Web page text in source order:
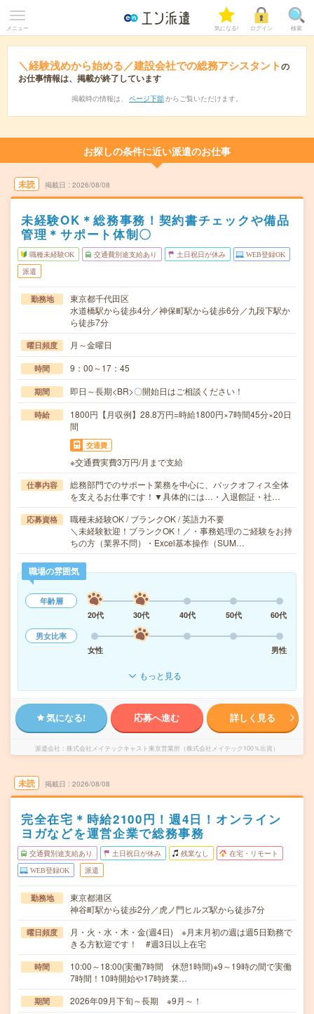
メニュー 気になる! ログイン 検索
＼経験浅めから始める／建設会社での総務アシスタントの
お仕事情報は、掲載が終了しています
掲載時の情報は、 ページ下部 からご覧いただけます。
お探しの条件に近い派遣のお仕事
未読 掲載日 2026/08/08
未経験OK＊総務事務！契約書チェックや備品
管理＊サポート体制〇
職種未経験OK 交通費別途支給あり 土日祝日が休み WEB登録OK
派遣
勤務地
東京都千代田区
水道橋駅から徒歩4分／神保町駅から徒歩6分／九段下駅か
ら徒歩7分
曜日頻度 月～金曜日
時間 9：00～17：45
期間 即日～長期<BR>〇開始日はご相談ください！
時給
1800円【月収例】28.8万円=時給1800円×7時間45分×20日
間
交通費
※交通費実費3万円/月まで支給
仕事内容
総務部門でのサポート業務を中心に、バックオフィス全体
を支えるお仕事です！▼具体的には…・入退館証・社…
応募資格
職種未経験OK / ブランクOK / 英語力不要
＼未経験歓迎！ブランクOK！／・事務処理のご経験をお持
ちの方（業界不問）・Excel基本操作（SUM…
職場の雰囲気
年齢層
20代
30代 40代 50代
60代
男女比率
女性
男性
もっと見る
気になる! 応募へ進む 詳しく見る
派遣会社 株式会社メイテックキャスト東京営業所（株式会社メイテック100％出資）
未読 掲載日 2026/08/08
完全在宅＊時給2100円！週4日！オンライン
ヨガなどを運営企業で総務事務
交通費別途支給あり 土日祝日が休み 残業なし 在宅・リモート
WEB登録OK 派遣
勤務地
東京都港区
神谷町駅から徒歩2分／虎ノ門ヒルズ駅から徒歩7分
曜日頻度
月・火・水・木・金(週4日) ※月末月初の週は週5日勤務で
きる方歓迎です！ #週3日以上在宅
時間
10:00～18:00(実働7時間 休憩1時間)※9～19時の間で実働
7時間！10時開始や17時終業…
期間 2026年09月下旬～長期 ※9月～！